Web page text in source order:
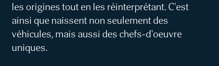
les origines tout en les réinterprétant. C'est
ainsi que naissent non seulement des
véhicules, mais aussi des chefs-d'oeuvre
uniques.